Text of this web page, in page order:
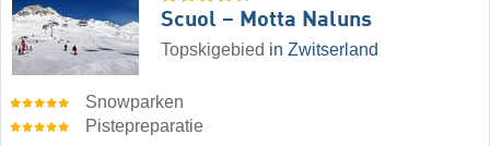
Scuol – Motta Naluns
Topskigebied in Zwitserland
Snowparken
Pistepreparatie